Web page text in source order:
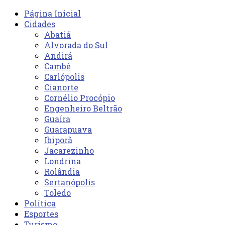
Página Inicial
Cidades
Abatiá
Alvorada do Sul
Andirá
Cambé
Carlópolis
Cianorte
Cornélio Procópio
Engenheiro Beltrão
Guaíra
Guarapuava
Ibiporã
Jacarezinho
Londrina
Rolândia
Sertanópolis
Toledo
Política
Esportes